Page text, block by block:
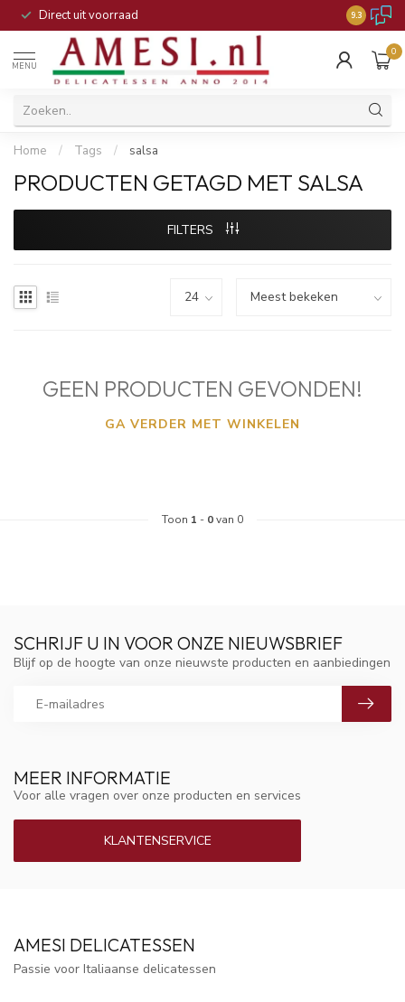
Direct uit voorraad 9.3
MENU
0
Home / Tags / salsa
PRODUCTEN GETAGD MET SALSA
FILTERS
GEEN PRODUCTEN GEVONDEN!
GA VERDER MET WINKELEN
Toon 1 - 0van 0
MEER INFORMATIE
Voor alle vragen over onze producten en services
KLANTENSERVICE
SCHRIJF U IN VOOR ONZE NIEUWSBRIEF
Blijf op de hoogte van onze nieuwste producten en aanbiedingen
AMESI DELICATESSEN
Passie voor Italiaanse delicatessen